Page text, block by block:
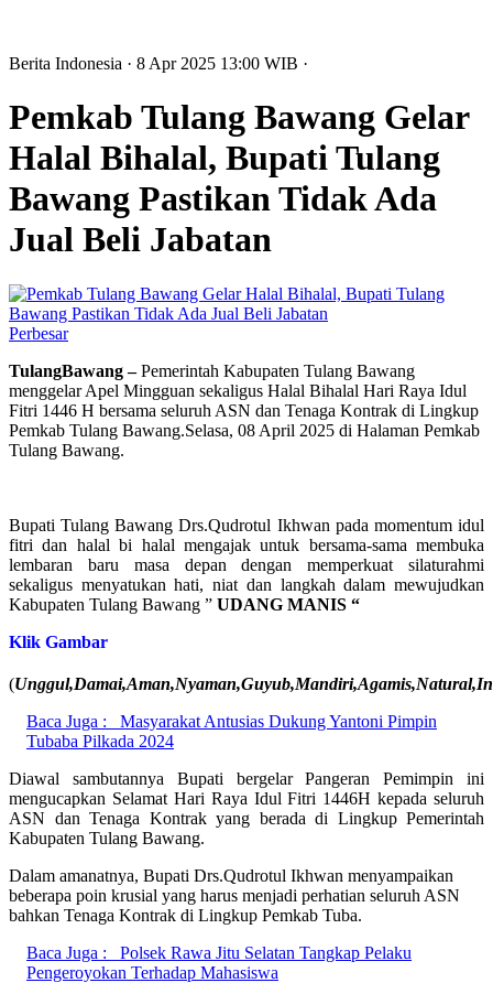
Berita Indonesia · 8 Apr 2025 13:00 WIB ·
Pemkab Tulang Bawang Gelar
Halal Bihalal, Bupati Tulang
Bawang Pastikan Tidak Ada
Jual Beli Jabatan
Perbesar
TulangBawang –Pemerintah Kabupaten Tulang Bawang
menggelar Apel Mingguan sekaligus Halal Bihalal Hari Raya Idul
Fitri 1446 H bersama seluruh ASN dan Tenaga Kontrak di Lingkup
Pemkab Tulang Bawang.Selasa, 08 April 2025 di Halaman Pemkab
Tulang Bawang.
Bupati Tulang Bawang Drs.Qudrotul Ikhwan pada momentum idul
fitri dan halal bi halal mengajak untuk bersama-sama membuka
lembaran baru masa depan dengan memperkuat silaturahmi
sekaligus menyatukan hati, niat dan langkah dalam mewujudkan
Kabupaten Tulang Bawang ” UDANG MANIS “
Klik Gambar
(
Baca Juga :
Masyarakat Antusias Dukung Yantoni Pimpin
Tubaba Pilkada 2024
Diawal sambutannya Bupati bergelar Pangeran Pemimpin ini
mengucapkan Selamat Hari Raya Idul Fitri 1446H kepada seluruh
ASN dan Tenaga Kontrak yang berada di Lingkup Pemerintah
Kabupaten Tulang Bawang.
Dalam amanatnya, Bupati Drs.Qudrotul Ikhwan menyampaikan
beberapa poin krusial yang harus menjadi perhatian seluruh ASN
bahkan Tenaga Kontrak di Lingkup Pemkab Tuba.
Baca Juga :
Polsek Rawa Jitu Selatan Tangkap Pelaku
Pengeroyokan Terhadap Mahasiswa